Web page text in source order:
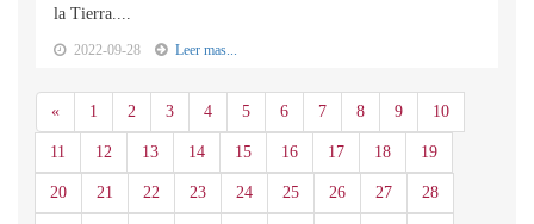
la Tierra....
2022-09-28 Leer mas...
«Anterior
1 2 3 4 5 6 7 8 9 10
11 12 13 14 15 16 17 18 19
20 21 22 23 24 25 26 27 28